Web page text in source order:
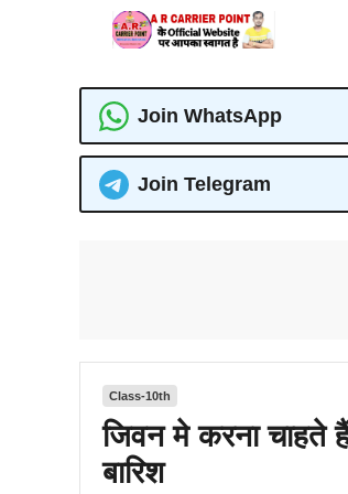
Join WhatsApp
Join Telegram
Class-10th
जिवन मे करना चाहते
बारिश